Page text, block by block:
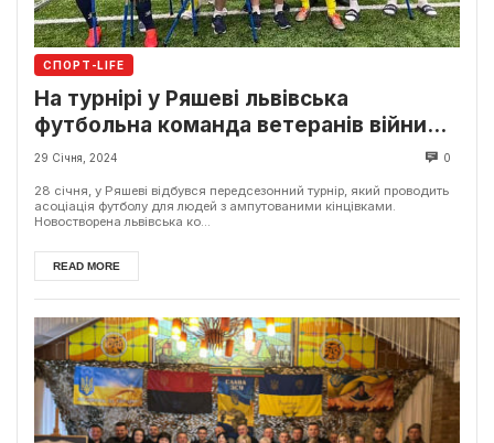
СПОРТ-LIFE
На турнірі у Ряшеві львівська
футбольна команда ветеранів війни
здобула срібло
29 Січня, 2024 0
28 січня, у Ряшеві відбувся передсезонний турнір, який проводить
асоціація футболу для людей з ампутованими кінцівками.
Новостворена львівська ко...
READ MORE